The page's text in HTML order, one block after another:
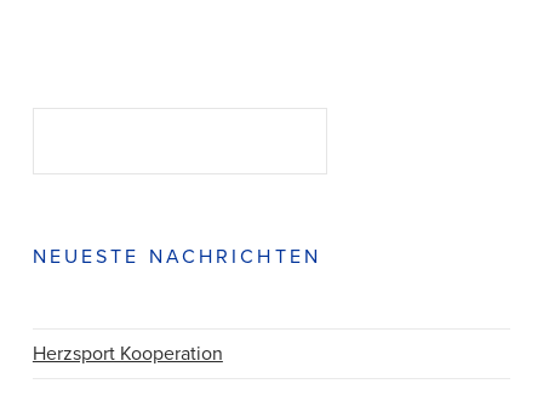
NEUESTE NACHRICHTEN
Herzsport Kooperation